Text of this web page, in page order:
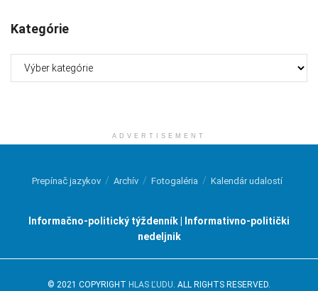
Kategórie
ADVERTISEMENT
Prepínač jazykov Archív Fotogaléria Kalendár udalostí
Informačno-politický týždenník | Informativno-politički
nedeljnik
© 2021 COPYRIGHT HLAS ĽUDU. ALL RIGHTS RESERVED.